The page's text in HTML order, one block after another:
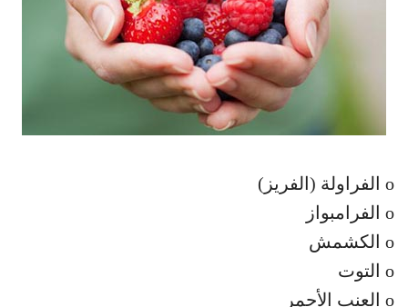
o الفراولة (الفريز)
o الفرامبواز
o الكشمش
o التوت
o العنب الأحمر